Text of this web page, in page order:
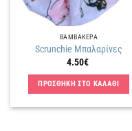
ΒΑΜΒΑΚΕΡΑ
Scrunchie Μπαλαρίνες
4.50€
ΠΡΟΣΘΗΚΗ ΣΤΟ ΚΑΛΑΘΙ